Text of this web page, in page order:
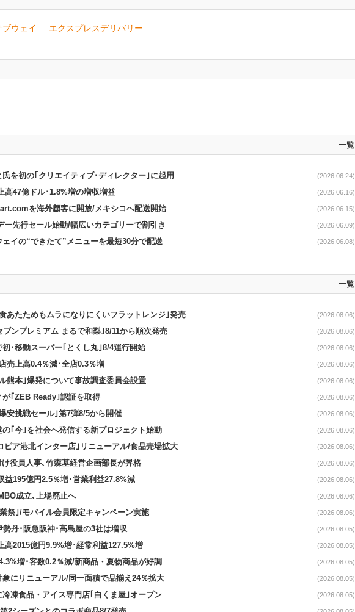
ブウェイ エクスプレスデリバリー
一覧
を初の｢クリエイティブ･ディレクター｣に起用 (2026.06.24)
高47億ドル･1.8%増の増収増益 (2026.06.16)
を海外顧客に開放/メキシコへ配送開始 (2026.06.15)
先行セール始動/幅広いカテゴリーで割引き (2026.06.09)
イの“できたて”メニューを最短30分で配送 (2026.06.08)
一覧
あたためもムラになりにくいフラットレンジ｣発売 (2026.08.06)
ンプレミアム まるで和梨｣8/11から順次発売 (2026.08.06)
･移動スーパー｢とくし丸｣8/4運行開始 (2026.08.06)
売上高0.4％減･全店0.3％増 (2026.08.06)
熊本｣爆発について事故調査委員会設置 (2026.08.06)
｢ZEB Ready｣認証を取得 (2026.08.06)
安挑戦セール｣第7弾8/5から開催 (2026.08.06)
｢今｣を社会へ発信する新プロジェクト始動 (2026.08.06)
ピア港北インター店｣リニューアル/食品売場拡大 (2026.08.06)
役員人事､竹森基経営企画部長が昇格 (2026.08.06)
益195億円2.5％増･営業利益27.8%減 (2026.08.06)
成立､上場廃止へ (2026.08.06)
祭｣/モバイル会員限定キャンペーン実施 (2026.08.06)
丹･阪急阪神･高島屋の3社は増収 (2026.08.05)
高2015億円9.9%増･経常利益127.5%増 (2026.08.05)
増･客数0.2％減/新商品・夏物商品が好調 (2026.08.05)
にリニューアル/同一面積で品揃え24％拡大 (2026.08.05)
凍食品・アイス専門店｢白くま屋｣オープン (2026.08.05)